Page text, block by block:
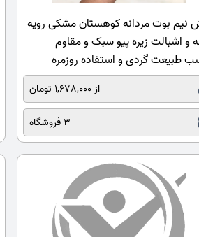
نیم بوت مردانه کوهستان مشکی رویه
و اشبالت زیره پیو سبک و مقاوم
طبیعت گردی و استفاده روزمره
از 1,678,000 تومان
3 فروشگاه